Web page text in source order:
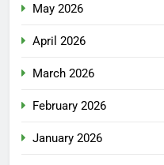
May 2026
April 2026
March 2026
February 2026
January 2026